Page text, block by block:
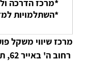
*מרכז הדרכה
*השתלמויות
מרכז שיווי משקל
רחוב ה' באייר 62, תל אביב.